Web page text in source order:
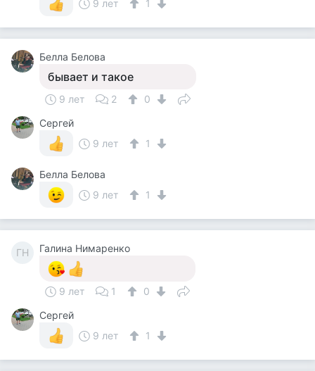
9 лет
1
Белла Белова
бывает и такое
9 лет 2
0
Сергей
9 лет
1
Белла Белова
9 лет
1
ГН Галина Нимаренко
9 лет 1
0
Сергей
9 лет
1